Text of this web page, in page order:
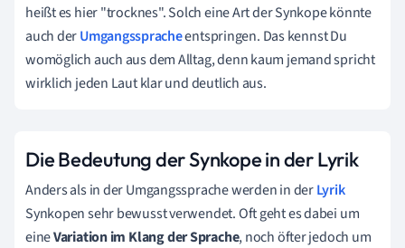
heißt es hier "trocknes". Solch eine Art der Synkope könnte
auch derUmgangsspracheentspringen. Das kennst Du
womöglich auch aus dem Alltag, denn kaum jemand spricht
wirklich jeden Laut klar und deutlich aus.
Die Bedeutung der Synkope in der Lyrik
Anders als in der Umgangssprache werden in derLyrik
Synkopen sehr bewusst verwendet. Oft geht es dabei um
eineVariationim Klang der Sprache, noch öfter jedoch um